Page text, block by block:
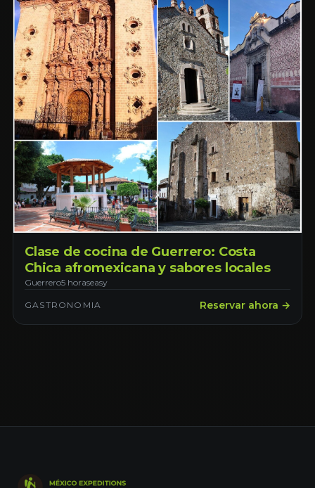
Clase de cocina de Guerrero: Costa
Chica afromexicana y sabores locales
Guerrero5 horaseasy
GASTRONOMIA Reservar ahora →